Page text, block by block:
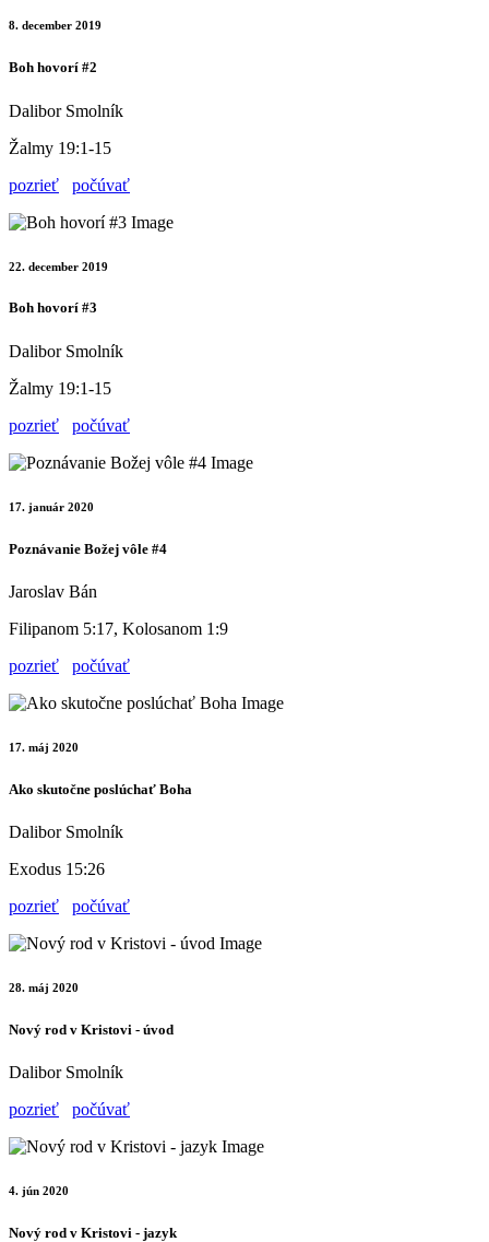
8. december 2019
Boh hovorí #2
Dalibor Smolník
Žalmy 19:1-15
pozrieť
počúvať
22. december 2019
Boh hovorí #3
Dalibor Smolník
Žalmy 19:1-15
pozrieť
počúvať
17. január 2020
Poznávanie Božej vôle #4
Jaroslav Bán
Filipanom 5:17, Kolosanom 1:9
pozrieť
počúvať
17. máj 2020
Ako skutočne poslúchať Boha
Dalibor Smolník
Exodus 15:26
pozrieť
počúvať
28. máj 2020
Nový rod v Kristovi - úvod
Dalibor Smolník
pozrieť
počúvať
4. jún 2020
Nový rod v Kristovi - jazyk